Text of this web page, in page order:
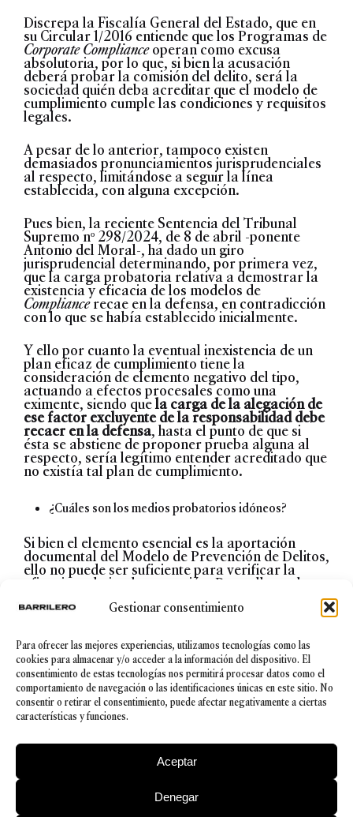
Gestionar consentimiento
Para ofrecer las mejores experiencias, utilizamos tecnologías como las
cookies para almacenar y/o acceder a la información del dispositivo. El
consentimiento de estas tecnologías nos permitirá procesar datos como el
comportamiento de navegación o las identificaciones únicas en este sitio. No
consentir o retirar el consentimiento, puede afectar negativamente a ciertas
características y funciones.
Aceptar
Denegar
Discrepa la Fiscalía General del Estado, que en
su Circular 1/2016 entiende que los Programas de
Corporate Complianceoperan como excusa
absolutoria, por lo que, si bien la acusación
deberá probar la comisión del delito, será la
sociedad quién deba acreditar que el modelo de
cumplimiento cumple las condiciones y requisitos
legales.
A pesar de lo anterior, tampoco existen
demasiados pronunciamientos jurisprudenciales
al respecto, limitándose a seguir la línea
establecida, con alguna excepción.
Pues bien, la reciente Sentencia del Tribunal
Supremo nº 298/2024, de 8 de abril -ponente
Antonio del Moral-, ha dado un giro
jurisprudencial determinando, por primera vez,
que la carga probatoria relativa a demostrar la
existencia y eficacia de los modelos de
Compliancerecae en la defensa, en contradicción
con lo que se había establecido inicialmente.
Y ello por cuanto la eventual inexistencia de un
plan eficaz de cumplimiento tiene la
consideración de elemento negativo del tipo,
actuando a efectos procesales como una
eximente, siendo quela carga de la alegación de
ese factor excluyente de la responsabilidad debe
recaer en la defensa, hasta el punto de que si
ésta se abstiene de proponer prueba alguna al
respecto, sería legítimo entender acreditado que
no existía tal plan de cumplimiento.
¿Cuáles son los medios probatorios idóneos?
Si bien el elemento esencial es la aportación
documental del Modelo de Prevención de Delitos,
ello no puede ser suficiente para verificar la
eficacia en la implementación. Para ello, en la
testificales, como la delCompliance Officer
Sin embargo, en los últimos años ha cogido
relevancia como instrumento de valoración de la
idoneidad y la suficiencia del Programa de
Complianceelinforme pericial emitido por
experto independiente en la materia, que deberá
pronunciarse, no únicamente sobre la existencia
haberse establecido controles, el hecho